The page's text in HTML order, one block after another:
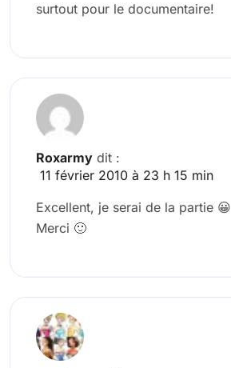
surtout pour le documentaire!
Roxarmy dit :
11 février 2010 à 23 h 15 min
Excellent, je serai de la partie 😀
Merci 🙂